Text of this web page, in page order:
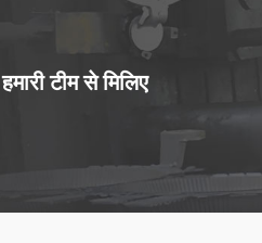
हमारी टीम से मिलिए